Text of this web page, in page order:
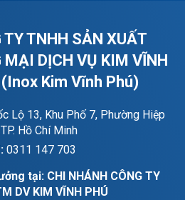
TY TNHH SẢN XUẤT
MẠI DỊCH VỤ KIM VĨNH
(Inox Kim Vĩnh Phú)
Lộ 13, Khu Phố 7, Phường Hiệp
Hồ Chí Minh
0311 147 703
tại: CHI NHÁNH CÔNG TY
DV KIM VĨNH PHÚ